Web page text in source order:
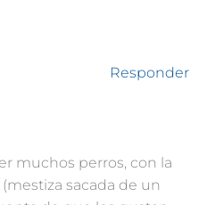
Responder
muchos perros, con la
sacada de un